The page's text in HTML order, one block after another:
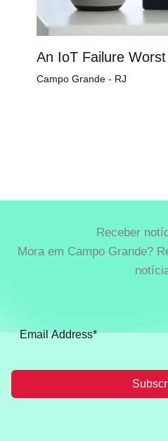
An IoT Failure
Campo Grande - RJ
Receber
Mora em Campo Grande?